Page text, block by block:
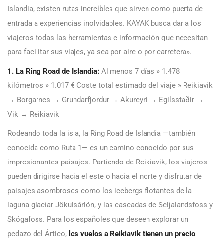
Islandia, existen rutas increíbles que sirven como puerta de
entrada a experiencias inolvidables. KAYAK busca dar a los
viajeros todas las herramientas e información que necesitan
para facilitar sus viajes, ya sea por aire o por carretera».
1. La Ring Road de Islandia: Al menos 7 días » 1.478
kilómetros » 1.017 € Coste total estimado del viaje » Reikiavik
→ Borgarnes → Grundarfjordur → Akureyri → Egilsstaðir →
Vik → Reikiavik
Rodeando toda la isla, la Ring Road de Islandia —también
conocida como Ruta 1— es un camino conocido por sus
impresionantes paisajes. Partiendo de Reikiavik, los viajeros
pueden dirigirse hacia el este o hacia el norte y disfrutar de
paisajes asombrosos como los icebergs flotantes de la
laguna glaciar Jökulsárlón, y las cascadas de Seljalandsfoss y
Skógafoss. Para los españoles que deseen explorar un
pedazo del Ártico, los vuelos a Reikiavik tienen un precio